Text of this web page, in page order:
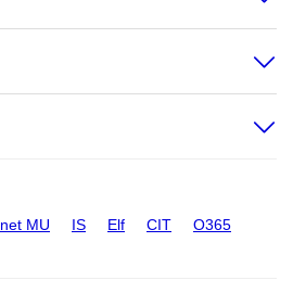
MU IS Elf CIT O365